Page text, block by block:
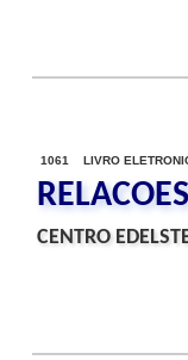
1061 LIVRO
CENTRO